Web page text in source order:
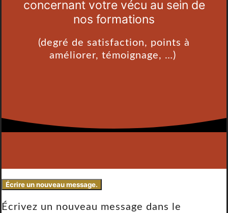
concernant votre vécu au sein de
nos formations
(degré de satisfaction, points à
améliorer, témoignage, …)
Écrivez un nouveau message dans le